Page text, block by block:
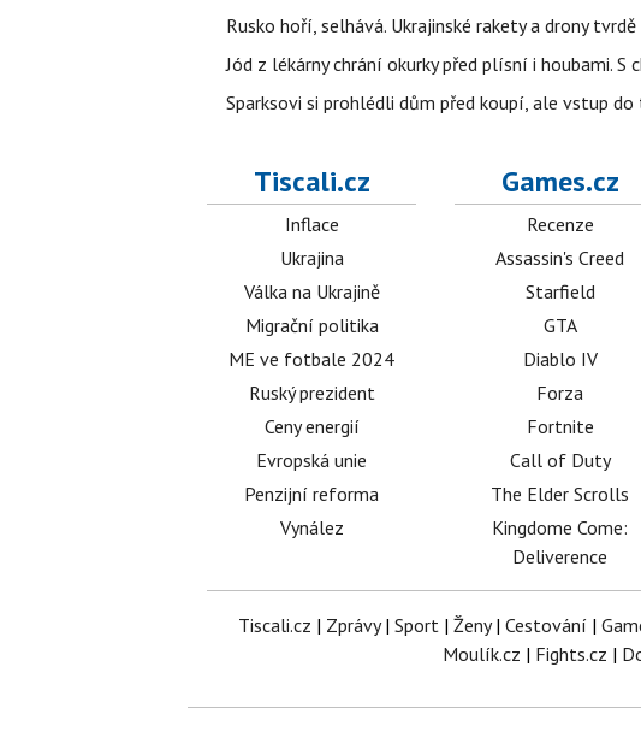
Rusko hoří, selhává. Ukrajinské rakety a drony
Jód z lékárny chrání okurky před plísní i houbami.
Sparksovi si prohlédli dům před koupí, ale vstup
Tiscali.cz
Inflace
Ukrajina
Válka na Ukrajině
Migrační politika
ME ve fotbale 2024
Ruský prezident
Ceny energií
Evropská unie
Penzijní reforma
Vynález
Games.cz
Recenze
Assassin's Creed
Starfield
GTA
Diablo IV
Forza
Fortnite
Call of Duty
The Elder Scrolls
Kingdome Come:
Deliverence
Tiscali.cz | Zprávy| Sport| Ženy| Cestování |
Moulík.cz | Fights.cz |